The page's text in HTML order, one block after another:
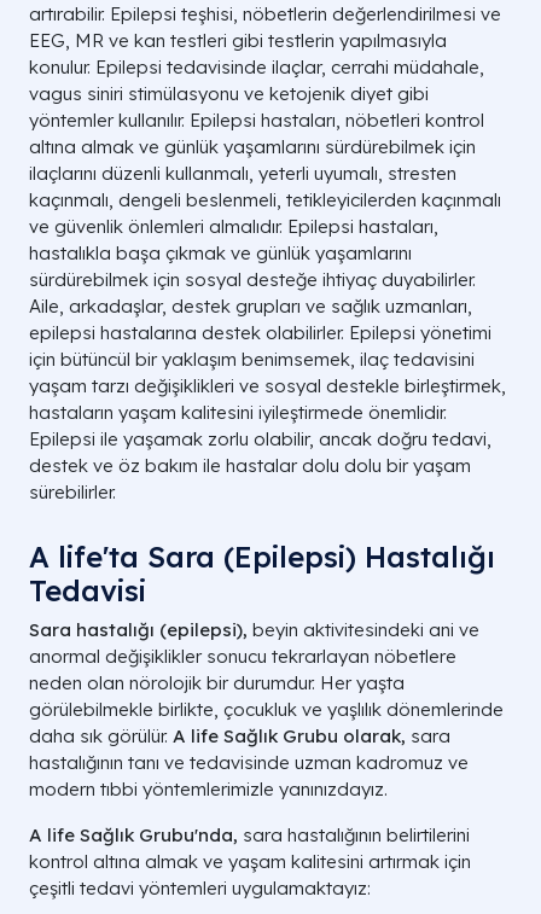
artırabilir. Epilepsi teşhisi, nöbetlerin değerlendirilmesi ve
EEG, MR ve kan testleri gibi testlerin yapılmasıyla
konulur. Epilepsi tedavisinde ilaçlar, cerrahi müdahale,
vagus siniri stimülasyonu ve ketojenik diyet gibi
yöntemler kullanılır. Epilepsi hastaları, nöbetleri kontrol
altına almak ve günlük yaşamlarını sürdürebilmek için
ilaçlarını düzenli kullanmalı, yeterli uyumalı, stresten
kaçınmalı, dengeli beslenmeli, tetikleyicilerden kaçınmalı
ve güvenlik önlemleri almalıdır. Epilepsi hastaları,
hastalıkla başa çıkmak ve günlük yaşamlarını
sürdürebilmek için sosyal desteğe ihtiyaç duyabilirler.
Aile, arkadaşlar, destek grupları ve sağlık uzmanları,
epilepsi hastalarına destek olabilirler. Epilepsi yönetimi
için bütüncül bir yaklaşım benimsemek, ilaç tedavisini
yaşam tarzı değişiklikleri ve sosyal destekle birleştirmek,
hastaların yaşam kalitesini iyileştirmede önemlidir.
Epilepsi ile yaşamak zorlu olabilir, ancak doğru tedavi,
destek ve öz bakım ile hastalar dolu dolu bir yaşam
sürebilirler.
A life'ta Sara (Epilepsi) Hastalığı
Tedavisi
Sara hastalığı (epilepsi), beyin aktivitesindeki ani ve
anormal değişiklikler sonucu tekrarlayan nöbetlere
neden olan nörolojik bir durumdur. Her yaşta
görülebilmekle birlikte, çocukluk ve yaşlılık dönemlerinde
daha sık görülür. A life Sağlık Grubu olarak, sara
hastalığının tanı ve tedavisinde uzman kadromuz ve
modern tıbbi yöntemlerimizle yanınızdayız.
A life Sağlık Grubu'nda, sara hastalığının belirtilerini
kontrol altına almak ve yaşam kalitesini artırmak için
çeşitli tedavi yöntemleri uygulamaktayız: